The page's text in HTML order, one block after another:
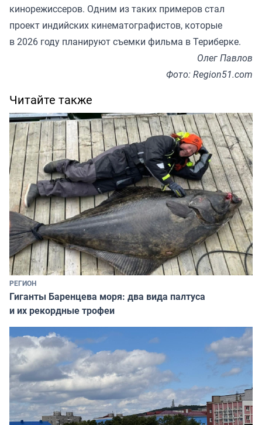
кинорежиссеров. Одним из таких примеров стал
проект индийских кинематографистов, которые
в 2026 году планируют съемки фильма в Териберке.
Олег Павлов
Фото: Region51.com
Читайте также
РЕГИОН
Гиганты Баренцева моря: два вида палтуса
и их рекордные трофеи